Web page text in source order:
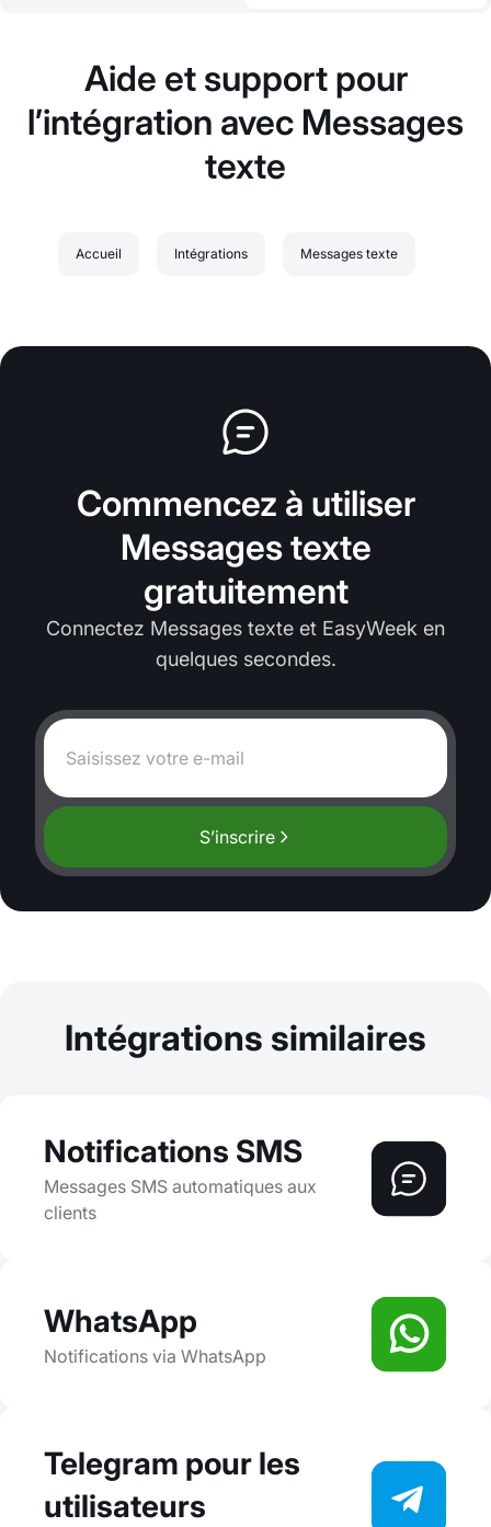
Aide et support pour
l’intégration avec Messages
texte
Accueil Intégrations Messages texte
Commencez à utiliser
Messages texte
gratuitement
Connectez Messages texte et EasyWeek en
quelques secondes.
S’inscrire
Intégrations similaires
Notifications SMS
Messages SMS automatiques aux
clients
WhatsApp
Notifications via WhatsApp
Telegram pour les
utilisateurs